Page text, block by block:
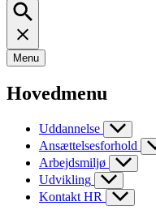
Menu
Hovedmenu
Uddannelse
Ansættelsesforhold
Arbejdsmiljø
Udvikling
Kontakt HR